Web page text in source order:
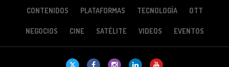
CONTENIDOS PLATAFORMAS TECNOLOGÍA OTT
NEGOCIOS CINE SATÉLITE VIDEOS EVENTOS